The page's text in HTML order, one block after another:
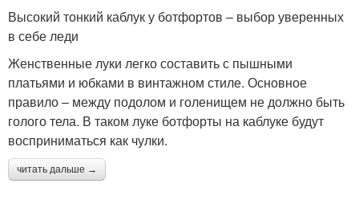
Высокий тонкий каблук у ботфортов – выбор уверенных
в себе леди
Женственные луки легко составить с пышными
платьями и юбками в винтажном стиле. Основное
правило – между подолом и голенищем не должно быть
голого тела. В таком луке ботфорты на каблуке будут
восприниматься как чулки.
читать дальше →